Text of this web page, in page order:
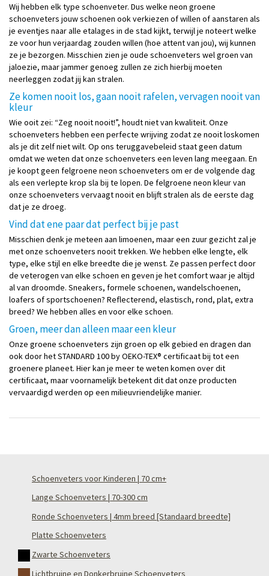
Wij hebben elk type schoenveter. Dus welke neon groene
schoenveters jouw schoenen ook verkiezen of willen of aanstaren als
je eventjes naar alle etalages in de stad kijkt, terwijl je noteert welke
ze voor hun verjaardag zouden willen (hoe attent van jou), wij kunnen
ze je bezorgen. Misschien zien je oude schoenveters wel groen van
jaloezie, maar jammer genoeg zullen ze zich hierbij moeten
neerleggen zodat jij kan stralen.
Ze komen nooit los, gaan nooit rafelen, vervagen nooit van
kleur
Wie ooit zei: “Zeg nooit nooit!”, houdt niet van kwaliteit. Onze
schoenveters hebben een perfecte wrijving zodat ze nooit loskomen
als je dit zelf niet wilt. Op ons teruggavebeleid staat geen datum
omdat we weten dat onze schoenveters een leven lang meegaan. En
je koopt geen felgroene neon schoenveters om er de volgende dag
als een verlepte krop sla bij te lopen. De felgroene neon kleur van
onze schoenveters vervaagt nooit en blijft stralen als de eerste dag
dat je ze droeg.
Vind dat ene paar dat perfect bij je past
Misschien denk je meteen aan limoenen, maar een zuur gezicht zal je
met onze schoenveters nooit trekken. We hebben elke lengte, elk
type, elke stijl en elke breedte die je wenst. Ze passen perfect door
de veterogen van elke schoen en geven je het comfort waar je altijd
al van droomde. Sneakers, formele schoenen, wandelschoenen,
loafers of sportschoenen? Reflecterend, elastisch, rond, plat, extra
breed? We hebben alles en voor elke schoen.
Groen, meer dan alleen maar een kleur
Onze groene schoenveters zijn groen op elk gebied en dragen dan
ook door het STANDARD 100 by OEKO-TEX® certificaat bij tot een
groenere planeet. Hier kan je meer te weten komen over dit
certificaat, maar voornamelijk betekent dit dat onze producten
vervaardigd werden op een milieuvriendelijke manier.
Schoenveters voor Kinderen | 70 cm+
Lange Schoenveters | 70-300 cm
Ronde Schoenveters | 4mm breed [Standaard breedte]
Platte Schoenveters
Zwarte Schoenveters
Lichtbruine en Donkerbruine Schoenveters